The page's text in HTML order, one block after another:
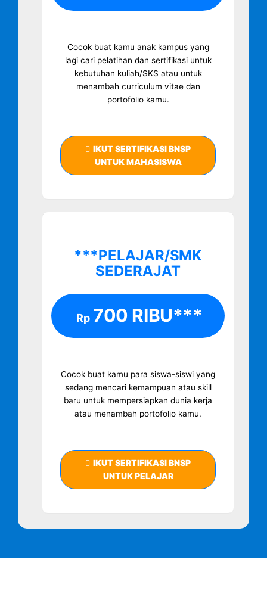
Cocok buat kamu anak kampus yang
lagi cari pelatihan dan sertifikasi untuk
kebutuhan kuliah/SKS atau untuk
menambah curriculum vitae dan
portofolio kamu.
IKUT SERTIFIKASI BNSP
UNTUK MAHASISWA
***PELAJAR/SMK
SEDERAJAT
Rp 700 RIBU***
Cocok buat kamu para siswa-siswi yang
sedang mencari kemampuan atau skill
baru untuk mempersiapkan dunia kerja
atau menambah portofolio kamu.
IKUT SERTIFIKASI BNSP
UNTUK PELAJAR